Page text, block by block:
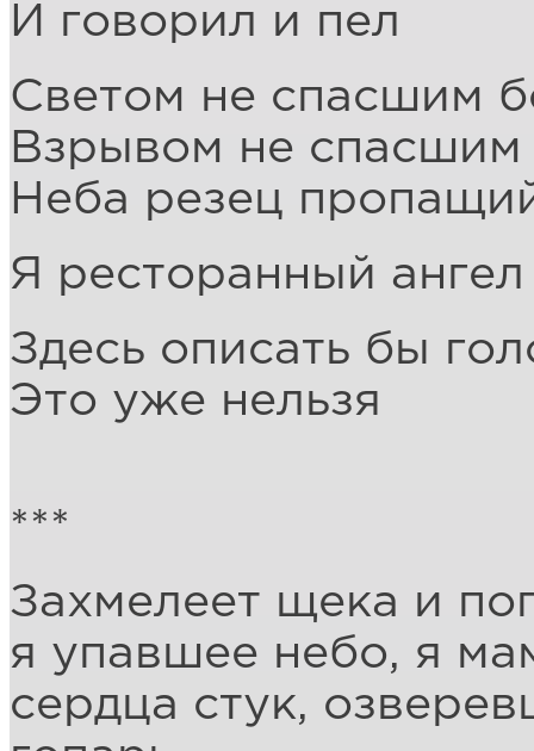
И говорил и пел
Светом не спасшим
Взрывом не спасшим
Неба резец
Я ресторанный
Здесь описать бы
Это уже нельзя
***
Захмелеет щека и
я упавшее небо, я
сердца стук,